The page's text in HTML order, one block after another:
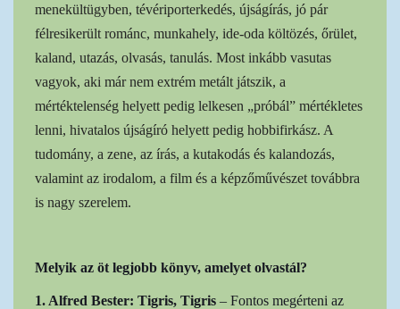
menekültügyben, tévériporterkedés, újságírás, jó pár
félresikerült románc, munkahely, ide-oda költözés, őrület,
kaland, utazás, olvasás, tanulás. Most inkább vasutas
vagyok, aki már nem extrém metált játszik, a
mértéktelenség helyett pedig lelkesen „próbál” mértékletes
lenni, hivatalos újságíró helyett pedig hobbifirkász. A
tudomány, a zene, az írás, a kutakodás és kalandozás,
valamint az irodalom, a film és a képzőművészet továbbra
is nagy szerelem.
Melyik az öt legjobb könyv, amelyet olvastál?
1. Alfred Bester: Tigris, Tigris – Fontos megérteni az